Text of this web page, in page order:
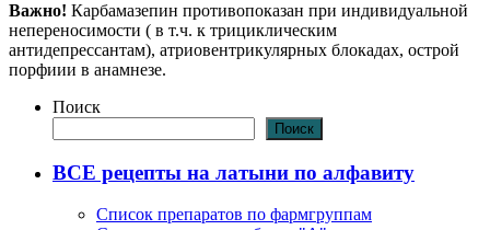
Важно! Карбамазепин противопоказан при индивидуальной
непереносимости ( в т.ч. к трициклическим
антидепрессантам), атриовентрикулярных блокадах, острой
порфиии в анамнезе.
Поиск
Поиск
ВСЕ рецепты на латыни по алфавиту
Список препаратов по фармгруппам